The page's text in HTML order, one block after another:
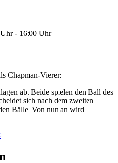
- 16:00 Uhr
Chapman-Vierer:
ab. Beide spielen den Ball des
sich nach dem zweiten
Bälle. Von nun an wird